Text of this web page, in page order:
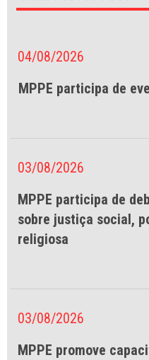
04/08/2026
MPPE participa de
03/08/2026
MPPE participa de
sobre justiça social,
religiosa
03/08/2026
MPPE promove